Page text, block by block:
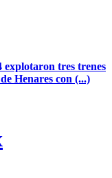
explotaron tres trenes
Henares con (...)